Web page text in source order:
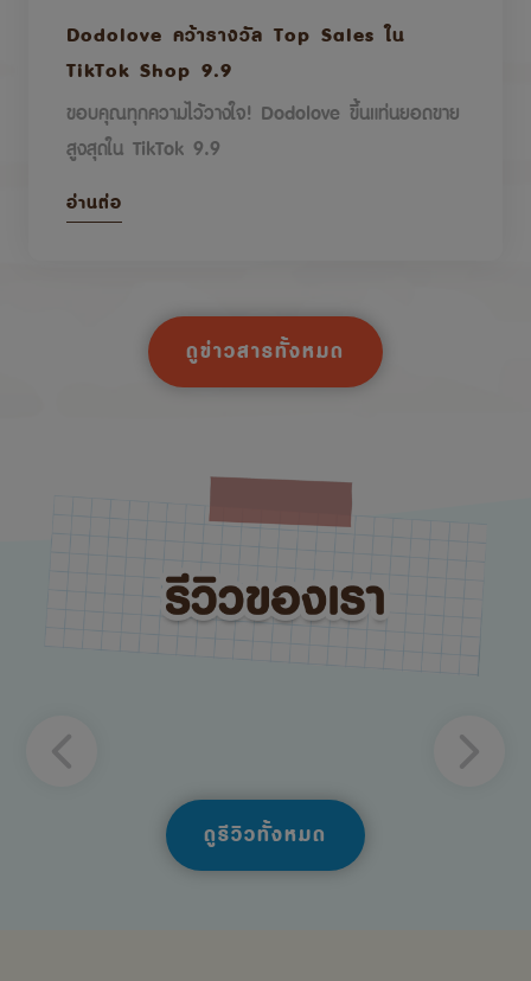
Dodolove คว้ารางวัล Top Sales ใน
TikTok Shop 9.9
ขอบคุณทุกความไว้วางใจ! Dodolove ขึ้นแท่นยอดขาย
สูงสุดใน TikTok 9.9
อ่านต่อ
ดูข่าวสารทั้งหมด
ดูรีวิวทั้งหมด